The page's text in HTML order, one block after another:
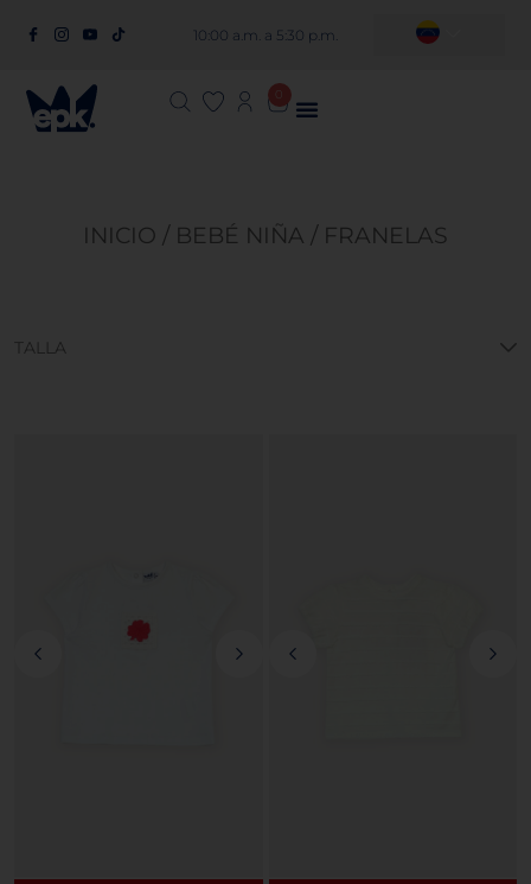
10:00 a.m. a 5:30 p.m.
INICIO / BEBÉ NIÑA / FRANELAS
TALLA